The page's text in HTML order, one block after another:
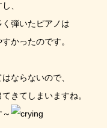
、
弾いたピアノは
かったのです。
ならないので、
きてしまいますね。